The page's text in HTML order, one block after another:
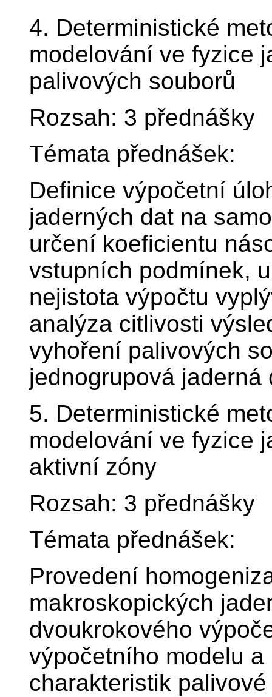
4. Deterministické
modelování ve fyzice
palivových souborů
Rozsah: 3 přednášky
Témata přednášek:
Definice výpočetní
jaderných dat na
určení koeficientu
vstupních podmínek,
nejistota výpočtu
analýza citlivosti
vyhoření palivových
jednogrupová
5. Deterministické
modelování ve fyzice
aktivní zóny
Rozsah: 3 přednášky
Témata přednášek:
Provedení
makroskopických
dvoukrokového
výpočetního modelu
charakteristik